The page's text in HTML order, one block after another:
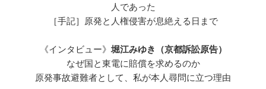
人であった
［手記］原発と人権侵害が息絶える日まで
《インタビュー》堀江みゆき（京都訴訟原告）
なぜ国と東電に賠償を求めるのか
原発事故避難者として、私が本人尋問に立つ理由